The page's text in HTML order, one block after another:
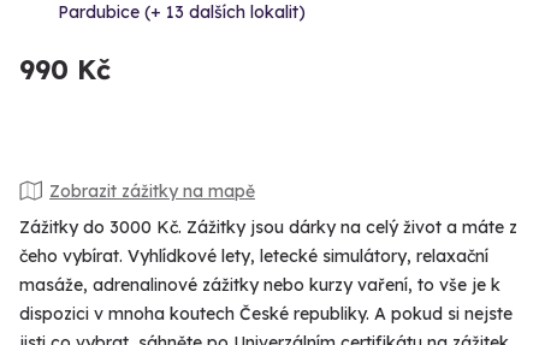
Pardubice (+ 13 dalších lokalit)
990 Kč
Zobrazit zážitky na mapě
Zážitky do 3000 Kč. Zážitky jsou dárky na celý život a máte z
čeho vybírat. Vyhlídkové lety, letecké simulátory, relaxační
masáže, adrenalinové zážitky nebo kurzy vaření, to vše je k
dispozici v mnoha koutech České republiky. A pokud si nejste